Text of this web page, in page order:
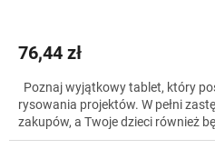
76,44 zł
Poznaj wyjątkowy tablet, który
rysowania projektów. W pełni
zakupów, a Twoje dzieci również